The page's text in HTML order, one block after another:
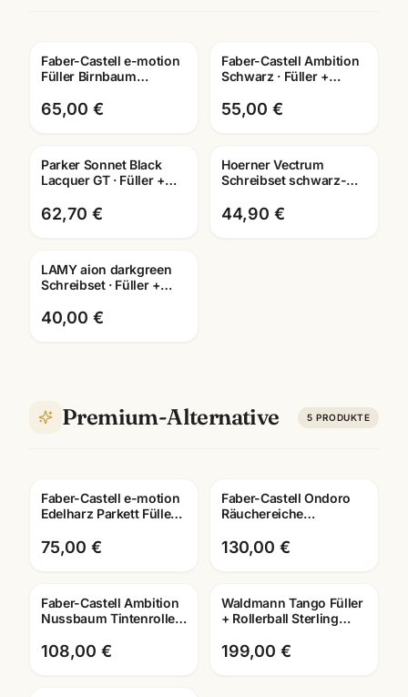
Faber-Castell e-motion
Füller Birnbaum
mit Lasergravur
65,00 €
Faber-Castell Ambition
Schwarz · Füller +
Kugelschreiber · mit
Lasergravur
55,00 €
Gravur
Parker Sonnet Black
Lacquer GT · Füller +
· Schreibset
62,70 €
Gravur
Hoerner Vectrum
Schreibset schwarz-
Füller/Tintenroller/
wählbar
44,90 €
Gravur
LAMY aion darkgreen
Schreibset · Füller +
Lasergravur Mannheim
40,00 €
Premium-Alternative 5 PRODUKTE
Faber-Castell e-motion
Edelharz Parkett Füller ·
75,00 €
Faber-Castell Ondoro
Räuchereiche
Roller + Kuli · mit
Lasergravur
130,00 €
Faber-Castell Ambition
Nussbaum Tintenroller ·
Lasergravur
108,00 €
Gravur
Waldmann Tango Füller
+ Rollerball Sterling
2300/0005/0004/0003 ·
mit Lasergravu
199,00 €